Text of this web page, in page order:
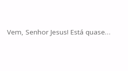
Vem, Senhor Jesus! Está quase…